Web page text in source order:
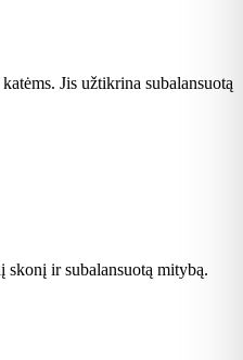
Jis užtikrina subalansuotą
skonį ir subalansuotą mitybą.